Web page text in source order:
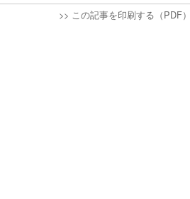
>> この記事を印刷する（PDF）